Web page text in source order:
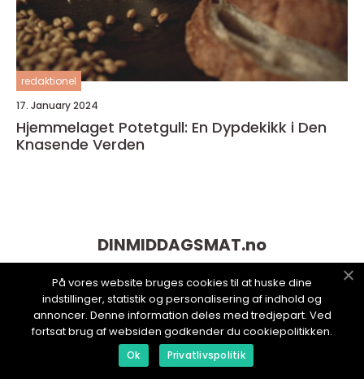
redaktionel
17. January 2024
Hjemmelaget Potetgull: En Dypdekikk i Den
Knasende Verden
DINMIDDAGSMAT.no
På vores website bruges cookies til at huske dine
indstillinger, statistik og personalisering af indhold og
annoncer. Denne information deles med tredjepart. Ved
fortsat brug af websiden godkender du cookiepolitikken.
Ok Privatlivspolitik